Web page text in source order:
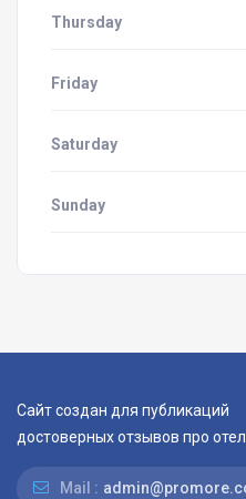
Thursday
Friday
Saturday
Sunday
Сайт создан для публикаций
достоверных отзывов про
Mail :